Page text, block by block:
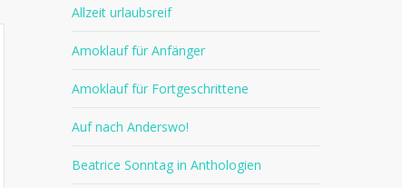
Allzeit urlaubsreif
Amoklauf für Anfänger
Amoklauf für Fortgeschrittene
Auf nach Anderswo!
Beatrice Sonntag in Anthologien